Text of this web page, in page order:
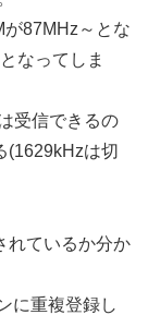
87MHz～とな
なってしま
受信できるの
(1629kHzは切
れているか分か
に重複登録し